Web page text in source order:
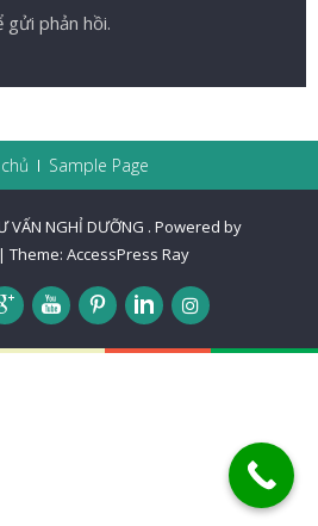
gửi phản hồi.
Sample Page
VẤN NGHỈ DƯỠNG . Powered by
| Theme: AccessPress Ray